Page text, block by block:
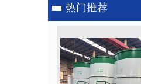
热门推荐